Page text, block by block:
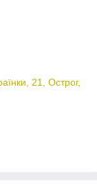
21, Острог,